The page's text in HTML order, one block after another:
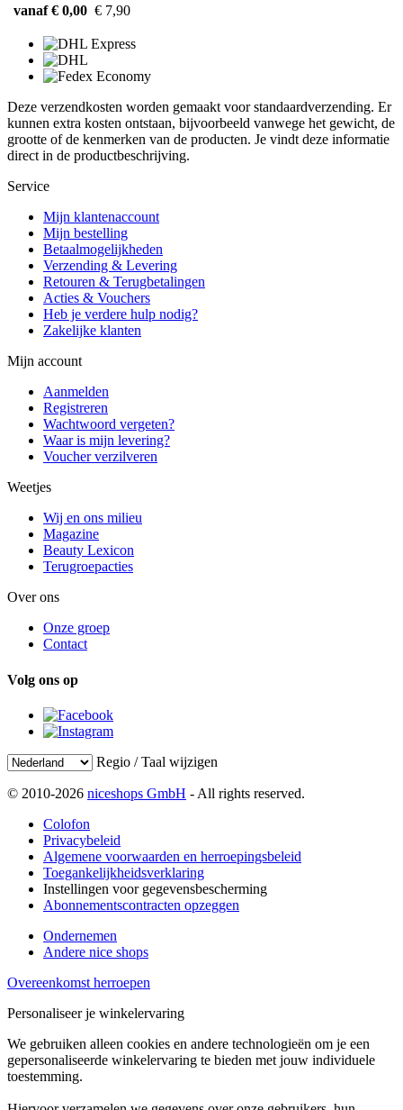
vanaf € 0,00 € 7,90
Deze verzendkosten worden gemaakt voor standaardverzending. Er
kunnen extra kosten ontstaan, bijvoorbeeld vanwege het gewicht, de
grootte of de kenmerken van de producten. Je vindt deze informatie
direct in de productbeschrijving.
Service
Mijn klantenaccount
Mijn bestelling
Betaalmogelijkheden
Verzending & Levering
Retouren & Terugbetalingen
Acties & Vouchers
Heb je verdere hulp nodig?
Zakelijke klanten
Mijn account
Aanmelden
Registreren
Wachtwoord vergeten?
Waar is mijn levering?
Voucher verzilveren
Weetjes
Wij en ons milieu
Magazine
Beauty Lexicon
Terugroepacties
Over ons
Onze groep
Contact
Volg ons op
Regio / Taal wijzigen
© 2010-2026 niceshops GmbH - All rights reserved.
Colofon
Privacybeleid
Algemene voorwaarden en herroepingsbeleid
Toegankelijkheidsverklaring
Instellingen voor gegevensbescherming
Abonnementscontracten opzeggen
Ondernemen
Andere nice shops
Overeenkomst herroepen
Personaliseer je winkelervaring
We gebruiken alleen cookies en andere technologieën om je een
gepersonaliseerde winkelervaring te bieden met jouw individuele
toestemming.